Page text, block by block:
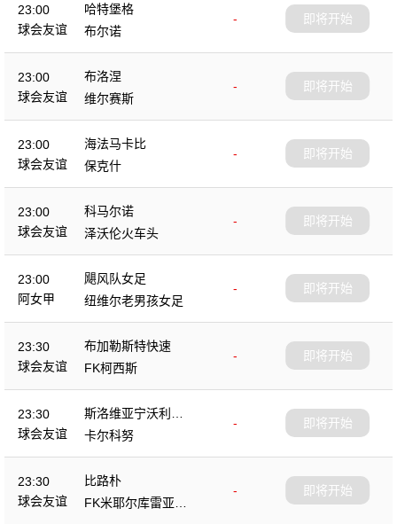
23:00
球会友谊
哈特堡格
-
布尔诺
即将开始
23:00
球会友谊
布洛涅
-
维尔赛斯
即将开始
23:00
球会友谊
海法马卡比
-
保克什
即将开始
23:00
球会友谊
科马尔诺
-
泽沃伦火车头
即将开始
23:00
阿女甲
飓风队女足
-
纽维尔老男孩女足
即将开始
23:30
球会友谊
布加勒斯特快速
-
FK柯西斯
即将开始
23:30
球会友谊
斯洛维亚宁沃利博
茨
-
卡尔科努
即将开始
23:30
球会友谊
比路朴
-
FK米耶尔库雷亚丘
即将开始